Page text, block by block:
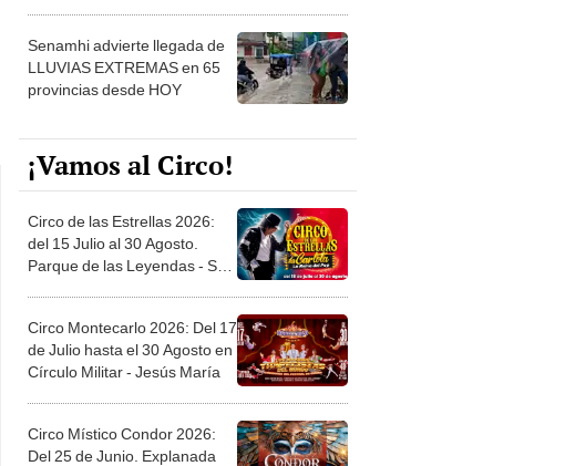
Senamhi advierte llegada de
LLUVIAS EXTREMAS en 65
provincias desde HOY
¡Vamos al Circo!
Circo de las Estrellas 2026:
del 15 Julio al 30 Agosto.
Parque de las Leyendas - San
Circo Montecarlo 2026: Del 17
de Julio hasta el 30 Agosto en
Círculo Militar - Jesús María
Circo Místico Condor 2026:
Del 25 de Junio. Explanada